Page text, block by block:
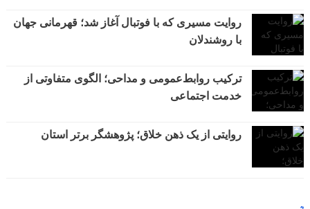
روایت مسیری که با فوتبال آغاز شد؛ قهرمانی جهان
با روشندلان
ترکیب روابط‌عمومی و مداحی؛ الگوی متفاوتی از
خدمت اجتماعی
روایتی از یک ذهن خلاق؛ پژوهشگر برتر استان